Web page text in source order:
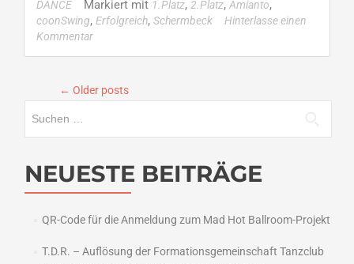
Sonntag
DANCE
Markiert mit 1.Platz, 2.Platz, Amianto,
coonSwing, Erfolgreich, Schermbeck
Hinterlasse einen
Kommentar
← Older posts
NEUESTE BEITRÄGE
QR-Code für die Anmeldung zum Mad Hot Ballroom-Projekt
T.D.R. – Auflösung der Formationsgemeinschaft Tanzclub